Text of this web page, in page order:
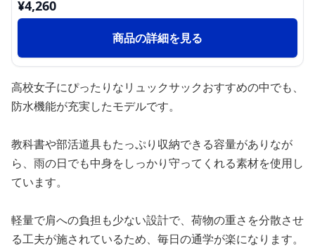
¥4,260
商品の詳細を見る
高校女子にぴったりなリュックサックおすすめの中でも、
防水機能が充実したモデルです。
教科書や部活道具もたっぷり収納できる容量がありなが
ら、雨の日でも中身をしっかり守ってくれる素材を使用し
ています。
軽量で肩への負担も少ない設計で、荷物の重さを分散させ
る工夫が施されているため、毎日の通学が楽になります。